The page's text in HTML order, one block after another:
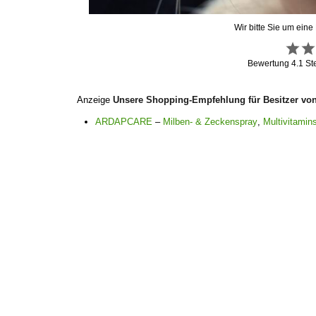
Wir bitte Sie um
Bewertung4.1
AnzeigeUnsere Shopping-Empfehlung für Besitzer
ARDAPCARE – Milben- & Zeckenspray,